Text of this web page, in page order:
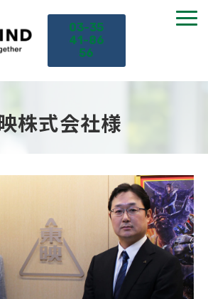
03-35
41-86
56
株式会社様